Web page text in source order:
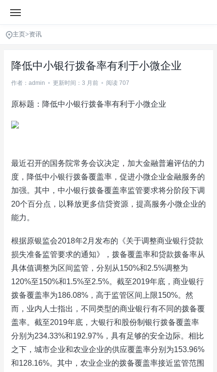
主页>资讯
降低中小银行拨备率有利于小微企业
作者：admin • 更新时间：3 月前 • 阅读 707
原标题：降低中小银行拨备率有利于小微企业
最近召开的国务院常务会议决定，加大金融普遍评估的力
度，降低中小银行拨备覆盖率，促进小微企业金融服务的
加强。其中，中小银行拨备覆盖率监管要求将分阶段下调
20个百分点，以释放更多信贷资源，提高服务小微企业的
能力。
根据原银监会2018年2月发布的《关于调整商业银行贷款
损失准备监管要求的通知》，拨备覆盖率和贷款拨备率从
具体值调整为区间监管，分别从150%和2.5%调整为
120%至150%和1.5%至2.5%。截至2019年底，商业银行
拨备覆盖率为186.08%，高于监管区间上限150%。然
而，业内人士指出，不同类型的商业银行有不同的拨备覆
盖率。截至2019年底，大银行和股份制银行拨备覆盖率
分别为234.33%和192.97%，具有足够的安全边际。相比
之下，城市企业和农业企业的供应覆盖率分别为153.96%
和128.16%。其中，农业企业的拨备覆盖率接近监管范围